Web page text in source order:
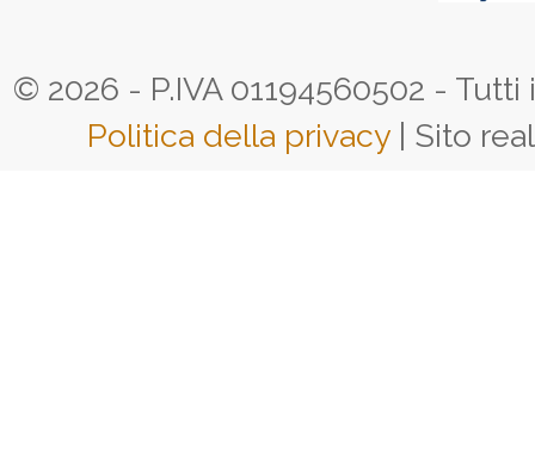
© 2026 - P.IVA 01194560502 -
Politica della privacy | Sito